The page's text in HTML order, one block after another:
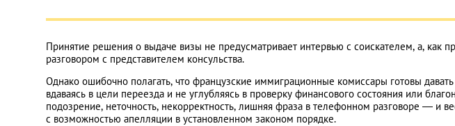
Принятие решения о выдаче визы не предусматривает интервью с соискателем, а, как
разговором с представителем консульства.
Однако ошибочно полагать, что французские иммиграционные комиссары готовы
вдаваясь в цели переезда и не углубляясь в проверку финансового состояния или
подозрение, неточность, некорректность, лишняя фраза в телефонном разговоре — и
с возможностью апелляции в установленном законом порядке.